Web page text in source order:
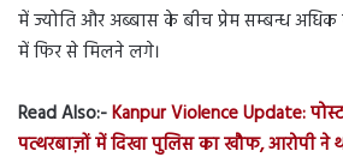
में ज्योति और अब्बास के बीच प्रेम सम्बन्ध
में फिर से मिलने लगे।
Read Also:-Kanpur Violence Update:
पत्थरबाज़ों में दिखा पुलिस का खौफ, आरोपी ने